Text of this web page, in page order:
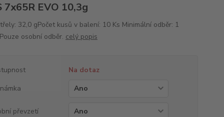
7x65R EVO 10,3g
32,0 gPočet kusů v balení: 10 Ks Minimální odběr: 1
osobní odběr. celý popis
Na dotaz
převzetí